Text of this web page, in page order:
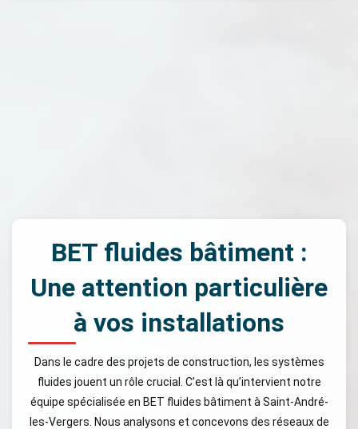
BET fluides bâtiment :
Une attention particulière
à vos installations
Dans le cadre des projets de construction, les systèmes
fluides jouent un rôle crucial. C’est là qu’intervient notre
équipe spécialisée en BET fluides bâtiment à Saint-André-
les-Vergers. Nous analysons et concevons des réseaux de